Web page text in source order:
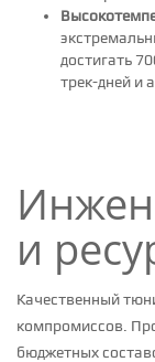
достигать
трек-дней и
и
Качественный
компромиссов.
бюджетных